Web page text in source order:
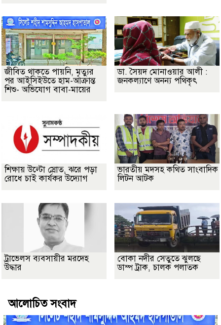
জীবিত থাকতে পায়নি, মৃত্যুর
পর আইসিইউতে হাম-আক্রান্ত
শিশু- অভিযোগ বাবা-মায়ের
ডা. সৈয়দ মোনাওয়ার আলী :
জনকল্যাণে অনন্য পথিকৃৎ
শিক্ষায় উল্টো স্রোত, ঝরে পড়া
রোধে চাই কার্যকর উদ্যোগ
ভারতীয় মদসহ কথিত সাংবাদিক
লিটন আটক
ট্রাভেলস ব্যবসায়ীর মরদেহ
উদ্ধার
বোকা নদীর সেতুতে ঝুলছে
ডাম্প ট্রাক, চালক পলাতক
আলোচিত সংবাদ